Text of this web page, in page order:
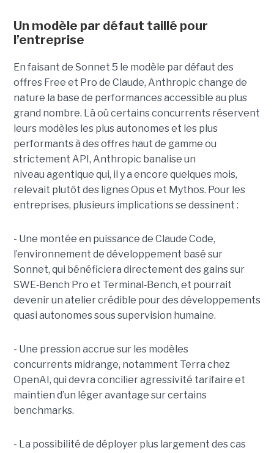
Un modèle par défaut taillé pour
l’entreprise
En faisant de Sonnet 5 le modèle par défaut des
offres Free et Pro de Claude, Anthropic change de
nature la base de performances accessible au plus
grand nombre. Là où certains concurrents réservent
leurs modèles les plus autonomes et les plus
performants à des offres haut de gamme ou
strictement API, Anthropic banalise un
niveau agentique qui, il y a encore quelques mois,
relevait plutôt des lignes Opus et Mythos. Pour les
entreprises, plusieurs implications se dessinent :
- Une montée en puissance de Claude Code,
l’environnement de développement basé sur
Sonnet, qui bénéficiera directement des gains sur
SWE‑Bench Pro et Terminal ‑Bench, et pourrait
devenir un atelier crédible pour des développements
quasi autonomes sous supervision humaine.
- Une pression accrue sur les modèles
concurrents midrange, notamment Terra chez
OpenAI, qui devra concilier agressivité tarifaire et
maintien d’un léger avantage sur certains
benchmarks.
- La possibilité de déployer plus largement des cas